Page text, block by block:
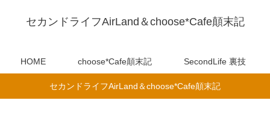
セカンドライフAirLand＆choose*Cafe顛末記
HOME choose*Cafe顛末記 SecondLife 裏技
セカンドライフAirLand＆choose*Cafe顛末記